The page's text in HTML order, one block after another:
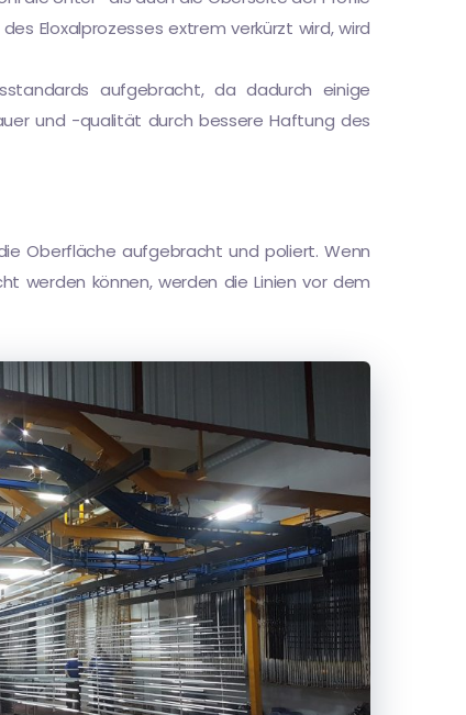
Eloxalprozesses extrem verkürzt wird, wird
aufgebracht, da dadurch einige
und -qualität durch bessere Haftung des
Oberfläche aufgebracht und poliert. Wenn
werden können, werden die Linien vor dem